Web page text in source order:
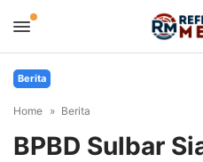
Berita
Home Berita
BPBD Sulbar